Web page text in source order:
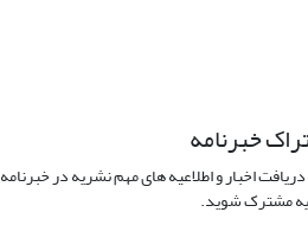
خبرنامه
اخبار و اطلاعیه های مهم نشریه در خبرنامه
مشترک شوید.